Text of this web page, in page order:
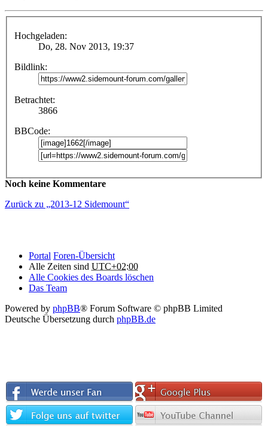
Hochgeladen:
Do, 28. Nov 2013, 19:37
Bildlink:
Betrachtet:
3866
BBCode:
Noch keine Kommentare
Zurück zu „2013-12 Sidemount“
Portal Foren-Übersicht
Alle Zeiten sind UTC+02:00
Alle Cookies des Boards löschen
Das Team
Powered by phpBB® Forum Software © phpBB Limited
Deutsche Übersetzung durch phpBB.de